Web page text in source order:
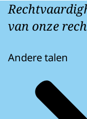
van onze
Andere talen